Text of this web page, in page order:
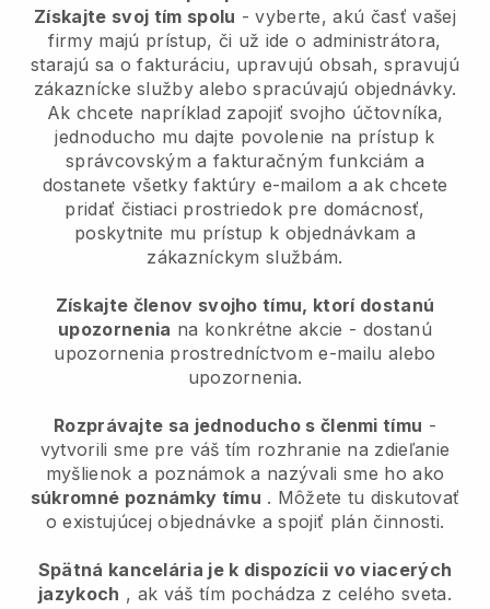
Získajte svoj tím spolu - vyberte, akú časť vašej
firmy majú prístup, či už ide o administrátora,
starajú sa o fakturáciu, upravujú obsah, spravujú
zákaznícke služby alebo spracúvajú objednávky.
Ak chcete napríklad zapojiť svojho účtovníka,
jednoducho mu dajte povolenie na prístup k
správcovským a fakturačným funkciám a
dostanete všetky faktúry e-mailom a ak chcete
pridať čistiaci prostriedok pre domácnosť,
poskytnite mu prístup k objednávkam a
zákazníckym službám.
Získajte členov svojho tímu, ktorí dostanú
upozornenia na konkrétne akcie - dostanú
upozornenia prostredníctvom e-mailu alebo
upozornenia.
Rozprávajte sa jednoducho s členmi tímu -
vytvorili sme pre váš tím rozhranie na zdieľanie
myšlienok a poznámok a nazývali sme ho ako
súkromné poznámky tímu . Môžete tu diskutovať
o existujúcej objednávke a spojiť plán činnosti.
Spätná kancelária je k dispozícii vo viacerých
jazykoch , ak váš tím pochádza z celého sveta.